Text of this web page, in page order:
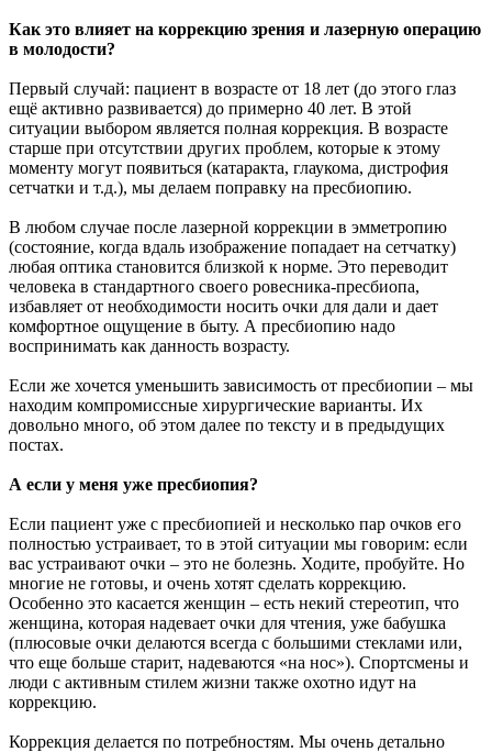
Как это влияет на коррекцию зрения и лазерную операцию
в молодости?
Первый случай: пациент в возрасте от 18 лет (до этого глаз
ещё активно развивается) до примерно 40 лет. В этой
ситуации выбором является полная коррекция. В возрасте
старше при отсутствии других проблем, которые к этому
моменту могут появиться (катаракта, глаукома, дистрофия
сетчатки и т.д.), мы делаем поправку на пресбиопию.
В любом случае после лазерной коррекции в эмметропию
(состояние, когда вдаль изображение попадает на сетчатку)
любая оптика становится близкой к норме. Это переводит
человека в стандартного своего ровесника-пресбиопа,
избавляет от необходимости носить очки для дали и дает
комфортное ощущение в быту. А пресбиопию надо
воспринимать как данность возрасту.
Если же хочется уменьшить зависимость от пресбиопии – мы
находим компромиссные хирургические варианты. Их
довольно много, об этом далее по тексту и в предыдущих
постах.
А если у меня уже пресбиопия?
Если пациент уже с пресбиопией и несколько пар очков его
полностью устраивает, то в этой ситуации мы говорим: если
вас устраивают очки – это не болезнь. Ходите, пробуйте. Но
многие не готовы, и очень хотят сделать коррекцию.
Особенно это касается женщин – есть некий стереотип, что
женщина, которая надевает очки для чтения, уже бабушка
(плюсовые очки делаются всегда с большими стеклами или,
что еще больше старит, надеваются «на нос»). Спортсмены и
люди с активным стилем жизни также охотно идут на
коррекцию.
Коррекция делается по потребностям. Мы очень детально